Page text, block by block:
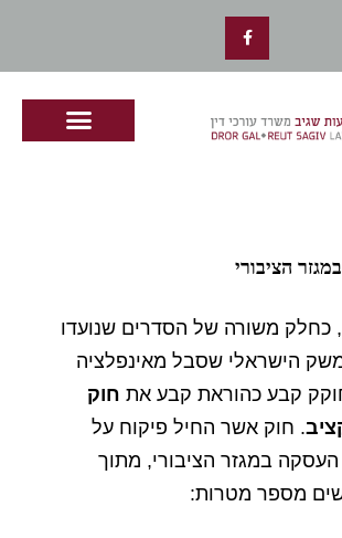
a
e
o
k
הציבורי
כחלק משורה של הסדרים שנועדו
הישראלי שסבל מאינפלציה
קבע כהוראת קבע את חוק
. חוק אשר החיל פיקוח על
העסקה במגזר הציבורי, מתוך
מספר מטרות: